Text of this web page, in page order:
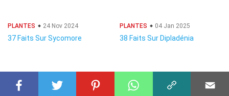
PLANTES 24 Nov 2024
37 Faits Sur Sycomore
PLANTES 04 Jan 2025
38 Faits Sur Dipladénia